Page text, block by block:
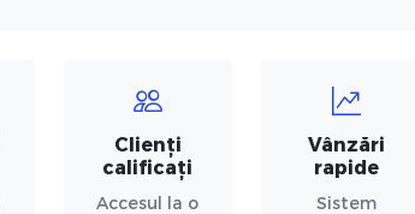
Clienți
calificați
Accesul la o
Vânzări
rapide
Sistem